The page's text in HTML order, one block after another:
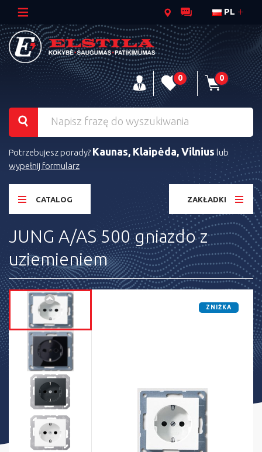
PL
0 0
Potrzebujesz porady? Kaunas, Klaipėda, Vilnius lub
wypełnij formularz
CATALOG ZAKŁADKI
JUNG A/AS 500 gniazdo z
uziemieniem
ZNIŻKA